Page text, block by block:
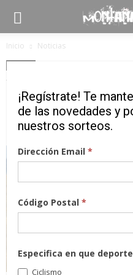
Inicio Noticias
V-Aqua, las
«todoterreno»
4 mayo, 2018
¡Regístrate! Te
de las novedades y
nuestros sorteos.
Dirección Email*
Código Postal*
Especifica en que
Ciclismo